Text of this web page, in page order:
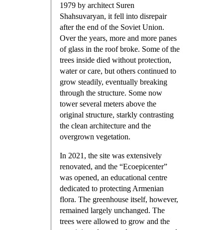
1979 by architect Suren
Shahsuvaryan, it fell into disrepair
after the end of the Soviet Union.
Over the years, more and more panes
of glass in the roof broke. Some of the
trees inside died without protection,
water or care, but others continued to
grow steadily, eventually breaking
through the structure. Some now
tower several meters above the
original structure, starkly contrasting
the clean architecture and the
overgrown vegetation.
In 2021, the site was extensively
renovated, and the “Ecoepicenter”
was opened, an educational centre
dedicated to protecting Armenian
flora. The greenhouse itself, however,
remained largely unchanged. The
trees were allowed to grow and the